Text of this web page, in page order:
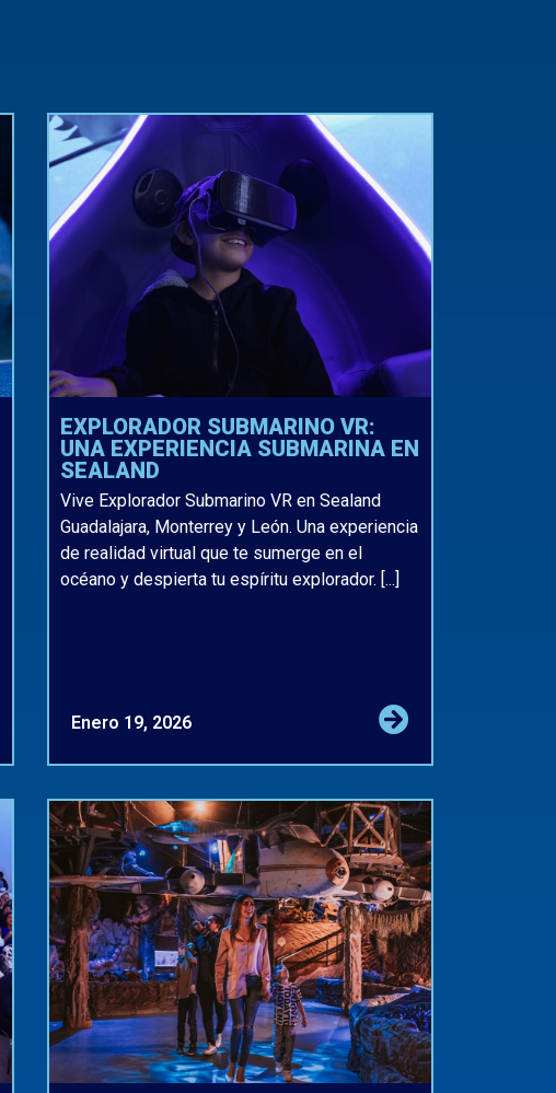
EXPLORADOR SUBMARINO VR:
UNA EXPERIENCIA SUBMARINA EN
SEALAND
Vive Explorador Submarino VR en Sealand
Guadalajara, Monterrey y León. Una experiencia
de realidad virtual que te sumerge en el
océano y despierta tu espíritu explorador. [...]
Enero 19, 2026